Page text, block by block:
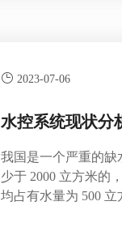
2023-07-06
水控系统现状分
我国是一个严重的缺
少于 2000 立方米的
均占有水量为 500